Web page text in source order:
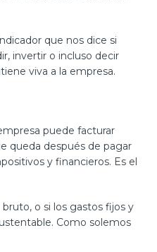
que nos dice si
invertir o incluso decir
viva a la empresa.
puede facturar
queda después de pagar
y financieros. Es el
o si los gastos fijos y
Como solemos